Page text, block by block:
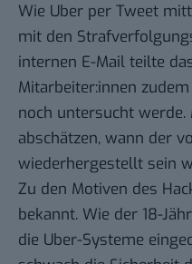
Wie Uber per Tweet
mit den
internen E-Mail teilte
Mitarbeiter:innen
noch untersucht
abschätzen, wann der
wiederhergestellt sein
Zu den Motiven des
bekannt. Wie der 18-
die Uber-Systeme